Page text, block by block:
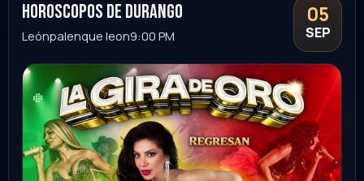
Comprar
lucha libre AAA
Emiliano ZapataPlaza de toros8:30 PM
05
SEP